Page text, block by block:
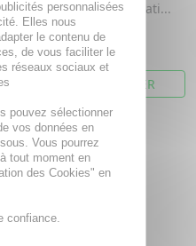
cours d'affections rhumati...
7,40€
AJOUTER AU PANIER
personnalisées
Elles nous
le contenu de
de vous faciliter le
réseaux sociaux et
pouvez sélectionner
vos données en
Vous pourrez
tout moment en
des Cookies" en
confiance.